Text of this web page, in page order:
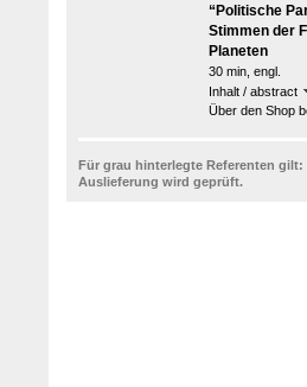
“Politische
Stimmen der
Planeten
30 min, engl.
Inhalt / abstract
Über den Shop
Für grau hinterlegte Referenten gilt:
Auslieferung wird geprüft.